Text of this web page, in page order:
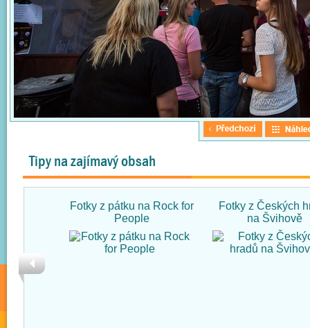
Tipy na zajímavý obsah
Fotky z pátku na Rock for
People
Fotky z Českých
na Švihově